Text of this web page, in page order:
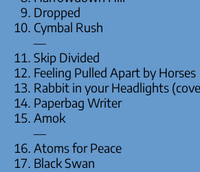
Dropped
Cymbal Rush
—
Skip Divided
Feeling Pulled Apart by Horses
Rabbit in your Headlights
Paperbag Writer
Amok
—
Atoms for Peace
Black Swan